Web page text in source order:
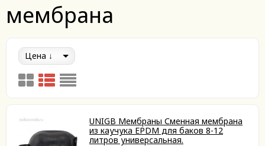
мембрана
Цена
UNIGB Мембраны Сменная мембрана
из каучука EPDM для баков 8-12
литров универсальная.